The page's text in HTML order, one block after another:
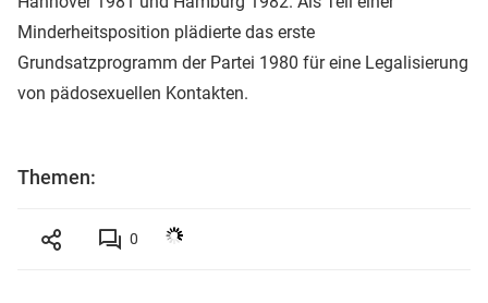
Minderheitsposition plädierte das erste
Grundsatzprogramm der Partei 1980 für eine Legalisierung
von pädosexuellen Kontakten.
Themen:
0